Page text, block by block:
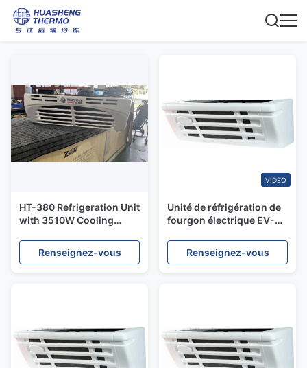
HT-380 Refrigeration Unit
with 3510W Cooling
Temperature Range &
Compact Design for
Renseignez-vous
VIDEO
Unité de réfrigération de
fourgon électrique EV-
refroidissement de 5750
W pour un volume de
Renseignez-vous